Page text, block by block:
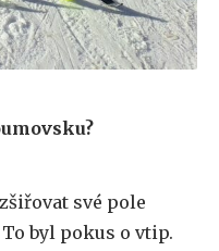
své pole
byl pokus o vtip.